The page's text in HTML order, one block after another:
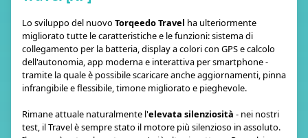
Lo sviluppo del nuovo Torqeedo Travel ha ulteriormente
migliorato tutte le caratteristiche e le funzioni: sistema di
collegamento per la batteria, display a colori con GPS e calcolo
dell'autonomia, app moderna e interattiva per smartphone -
tramite la quale è possibile scaricare anche aggiornamenti, pinna
infrangibile e flessibile, timone migliorato e pieghevole.
Rimane attuale naturalmente l'elevata silenziosità - nei nostri
test, il Travel è sempre stato il motore più silenzioso in assoluto.